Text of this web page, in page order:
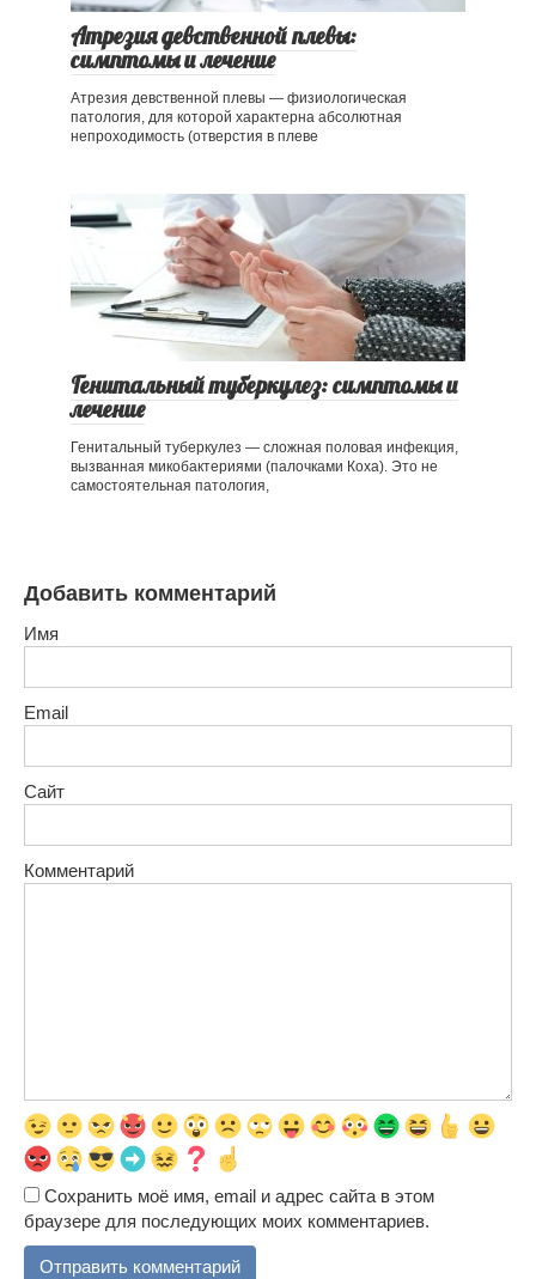
Атрезия девственной плевы:
симптомы и лечение
Атрезия девственной плевы — физиологическая
патология, для которой характерна абсолютная
непроходимость (отверстия в плеве
Генитальный туберкулез: симптомы и
лечение
Генитальный туберкулез — сложная половая инфекция,
вызванная микобактериями (палочками Коха). Это не
самостоятельная патология,
Добавить комментарий
Имя
Email
Сайт
Комментарий
Сохранить моё имя, email и адрес сайта в этом
браузере для последующих моих комментариев.